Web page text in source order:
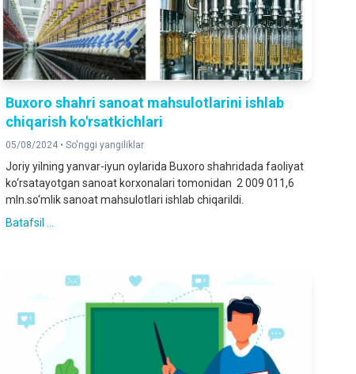
Buxoro shahri sanoat mahsulotlarini ishlab
chiqarish ko'rsatkichlari
05/08/2024 •So'nggi yangiliklar
Joriy yilning yanvar-iyun oylarida Buxoro shahridada faoliyat
ko‘rsatayotgan sanoat korxonalari tomonidan 2 009 011,6
mln.so‘mlik sanoat mahsulotlari ishlab chiqarildi.
Batafsil ...